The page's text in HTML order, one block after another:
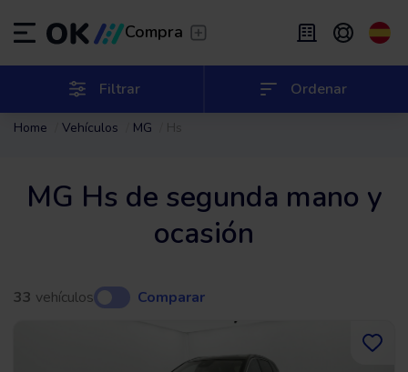
Compra
Transfer/ Deja que te lleven
Renting flexible De 2 a 9 meses
Renting/
Filtrar Ordenar
Español (ES)
EN English (UK)
Home Vehículos MG Hs
MG Hs de segunda mano y
ocasión
33 vehículos Comparar